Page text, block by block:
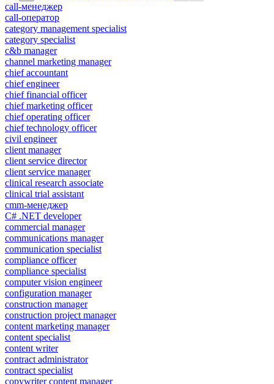
call-менеджер
call-оператор
category management specialist
category specialist
c&b manager
channel marketing manager
chief accountant
chief engineer
chief financial officer
chief marketing officer
chief operating officer
chief technology officer
civil engineer
client manager
client service director
client service manager
clinical research associate
clinical trial assistant
cmm-менеджер
C# .NET developer
commercial manager
communications manager
communication specialist
compliance officer
compliance specialist
computer vision engineer
configuration manager
construction manager
construction project manager
content marketing manager
content specialist
content writer
contract administrator
contract specialist
copywriter content manager